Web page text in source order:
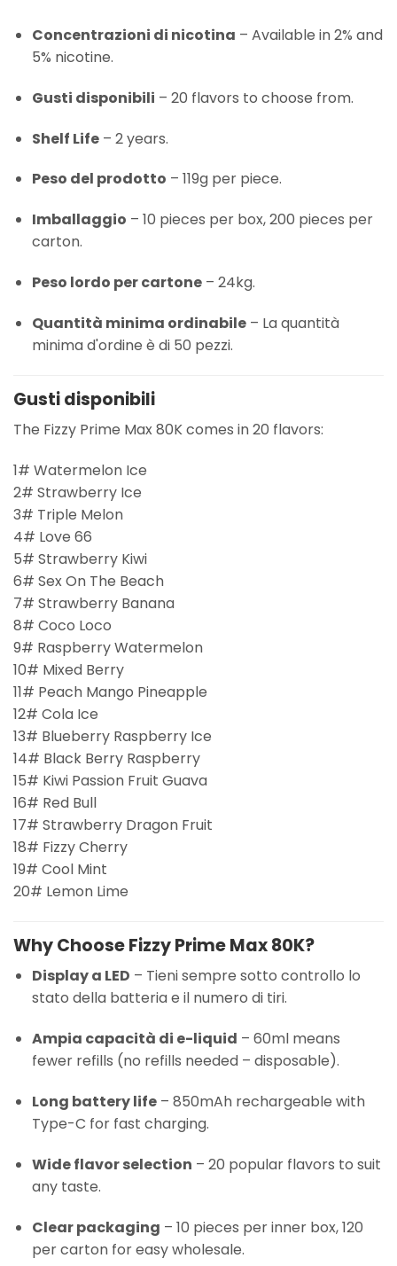
Concentrazioni di nicotina – Available in 2% and
5% nicotine.
Gusti disponibili – 20 flavors to choose from.
Shelf Life– 2 years.
Peso del prodotto – 119g per piece.
Imballaggio – 10 pieces per box, 200 pieces per
carton.
Peso lordo per cartone– 24kg.
Quantità minima ordinabile– La quantità
minima d'ordine è di 50 pezzi.
Gusti disponibili
The Fizzy Prime Max 80K comes in 20 flavors:
1# Watermelon Ice
2# Strawberry Ice
3# Triple Melon
4# Love 66
5# Strawberry Kiwi
6# Sex On The Beach
7# Strawberry Banana
8# Coco Loco
9# Raspberry Watermelon
10# Mixed Berry
11# Peach Mango Pineapple
12# Cola Ice
13# Blueberry Raspberry Ice
14# Black Berry Raspberry
15# Kiwi Passion Fruit Guava
16# Red Bull
17# Strawberry Dragon Fruit
18# Fizzy Cherry
19# Cool Mint
20# Lemon Lime
Why Choose Fizzy Prime Max 80K?
Display a LED – Tieni sempre sotto controllo lo
stato della batteria e il numero di tiri.
Ampia capacità di e-liquid – 60ml means
fewer refills (no refills needed – disposable).
Long battery life– 850mAh rechargeable with
Type-C for fast charging.
Wide flavor selection – 20 popular flavors to suit
any taste.
Clear packaging – 10 pieces per inner box, 120
per carton for easy wholesale.